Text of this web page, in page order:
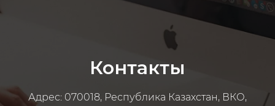
Контакты
Адрес: 070018, Республика Казахстан, ВКО,